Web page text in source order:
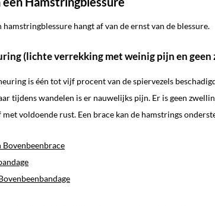
hamstringblessure hangt af van de ernst van de blessure.
(lichte verrekking met weinig pijn en geen
is één tot vijf procent van de spiervezels
tijdens wandelen is er nauwelijks pijn. Er is geen
voldoende rust. Een brace kan de hamstrings